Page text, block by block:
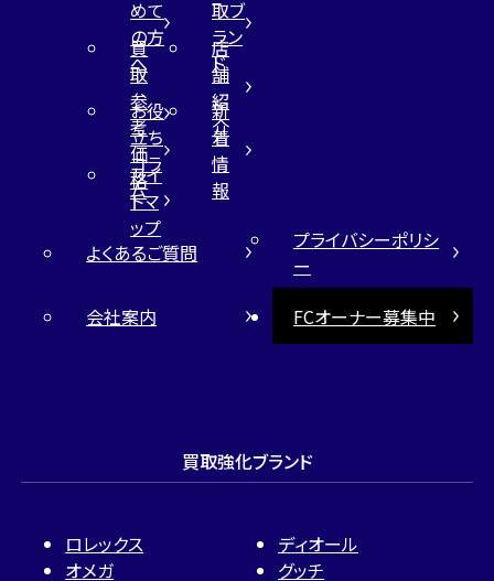
めて
の方
へ
取ブ
ラン
ド
買
取
参
考
価
格
店
舗
紹
介
お役
立ち
コラ
ム
新
着
情
報
サイ
トマ
ップ
よくあるご質問
プライバシーポリシ
ー
会社案内
FCオーナー募集中
買取強化ブランド
ロレックス
オメガ
ディオール
グッチ